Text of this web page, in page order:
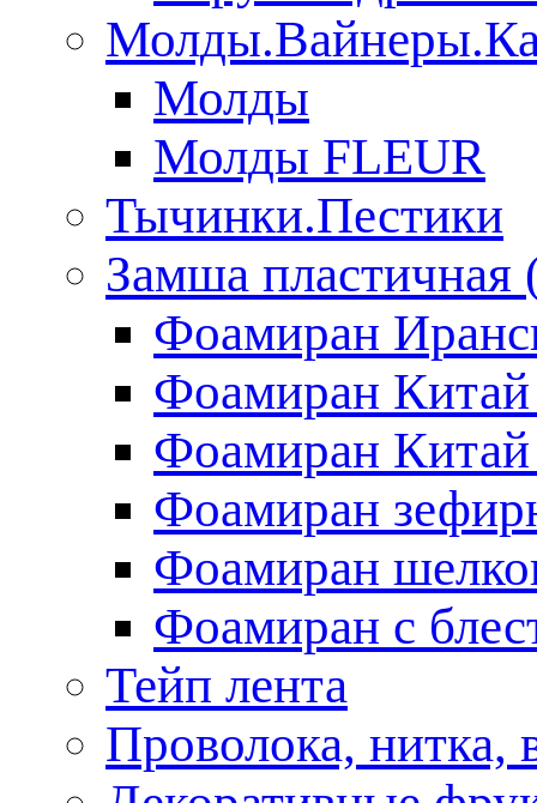
Молды
Молды FLEUR
Тычинки.Пестики
Замша пластичная
Фоамиран
Фоамиран
Фоамиран
Фоамиран
Фоамиран
Фоамиран с
Тейп лента
Проволока, нитка,